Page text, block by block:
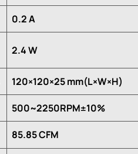
0.2 A
2.4 W
120×120×25 mm(L×W×H)
500~2250RPM±10%
85.85 CFM